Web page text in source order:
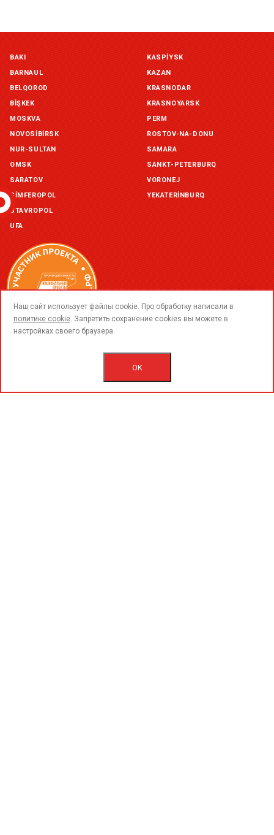
Симферополь склад (г. Симферополь, ул. Монтажная, 33а)
in stock:not in stock
Склад ГП и товаров (г. Воронеж, ул. Красный Октябрь, 1а, )
in stock:not in stock
Склад Екатеринбург (г. Екатеринбург, ул. Бисертская, д.1)
in stock:not in stock
Склад Казань (г. Казань, ул. Родины, д. 2)
in stock:not in stock
Склад Уфа (г. Уфа, ул. Центральная, д. 19Б )
in stock:not in stock
BAKI
BARNAUL
BELQOROD
BIŞKEK
KASPIYSK
KAZAN
KRASNODAR
KRASNOYARSK
MOSKVA
NOVOSIBIRSK
NUR-SULTAN
OMSK
PERM
ROSTOV-NA-DONU
SAMARA
SANKT-PETERBURQ
SARATOV
SIMFEROPOL
STAVROPOL
UFA
VORONEJ
YEKATERINBURQ
© 2015-2020 «PerfoGrad» MMC.
call
Наш сайт использует файлы cookie. Про обработку написали в
политике cookie. Запретить сохранение cookies вы можете в
настройках своего браузера.
OK